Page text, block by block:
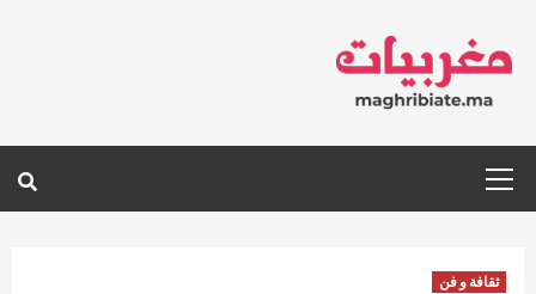
content
Menu
ثقافة و فن